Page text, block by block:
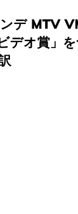
デ MTV
デオ賞」